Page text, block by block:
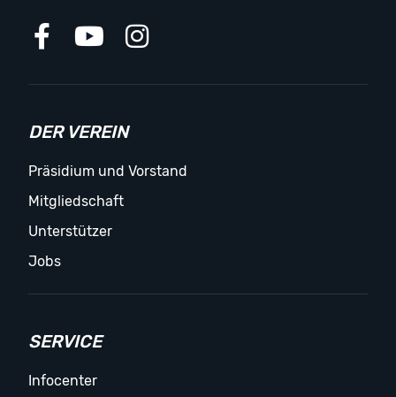
DER VEREIN
Präsidium und Vorstand
Mitgliedschaft
Unterstützer
Jobs
SERVICE
Infocenter